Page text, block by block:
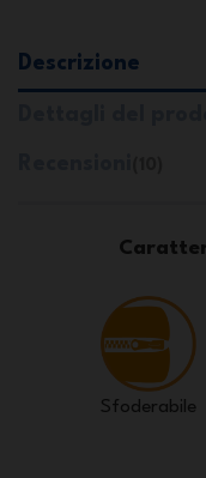
Descrizione
Sfoderabile